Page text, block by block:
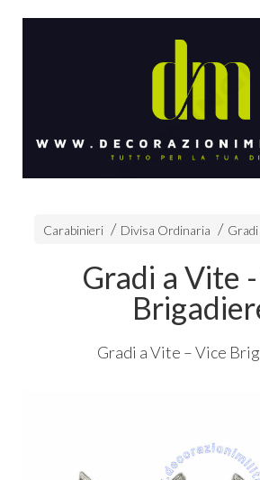
Carabinieri Divisa Ordinaria Gradi
Gradi a Vite
Gradi a Vite – Vice